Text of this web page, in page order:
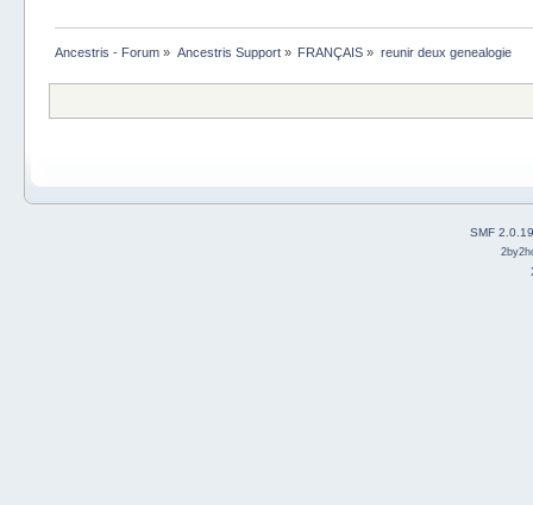
Ancestris - Forum » Ancestris Support» FRANÇAIS » reunir deux genealogie
SMF 2.0.19